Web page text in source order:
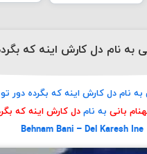
به نام دل کارش اینه که
به نام دل کارش اینه که بگرده دور تو
بانی به نامدل کارش اینه که
Behnam Bani – Del Karesh Ine